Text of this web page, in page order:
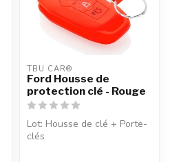
TBU CAR®
Ford Housse de
protection clé - Rouge
Lot: Housse de clé + Porte-
clés